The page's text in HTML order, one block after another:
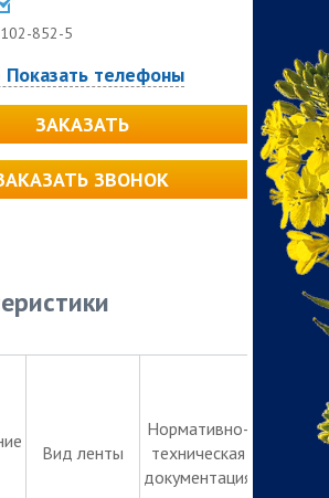
102-852-5
Показать телефоны
ЗАКАЗАТЬ
ЗВОНОК
Вид ленты
Нормативно-
техническая
документация